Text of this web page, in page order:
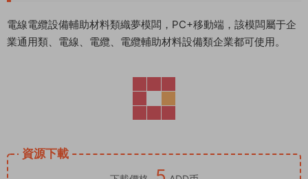
電線電纜設備輔助材料類織夢模闆，PC+移動端，該模闆屬于企
業通用類、電線、電纜、電纜輔助材料設備類企業都可使用。
資源下載